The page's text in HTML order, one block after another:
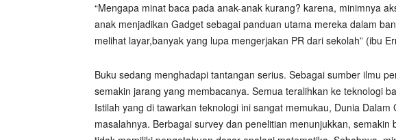
“Mengapa minat baca pada anak-anak kurang? karena, minimnya
anak menjadikan Gadget sebagai panduan utama mereka dalam
melihat layar,banyak yang lupa mengerjakan PR dari sekolah” (ibu
Buku sedang menghadapi tantangan serius. Sebagai sumber ilmu
semakin jarang yang membacanya. Semua teralihkan ke teknologi
Istilah yang di tawarkan teknologi ini sangat memukau, Dunia
masalahnya. Berbagai survey dan penelitian menunjukkan, semakin